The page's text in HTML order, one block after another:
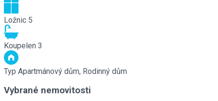
Ložnic 5
Koupelen 3
Typ Apartmánový dům, Rodinný dům
Vybrané nemovitosti